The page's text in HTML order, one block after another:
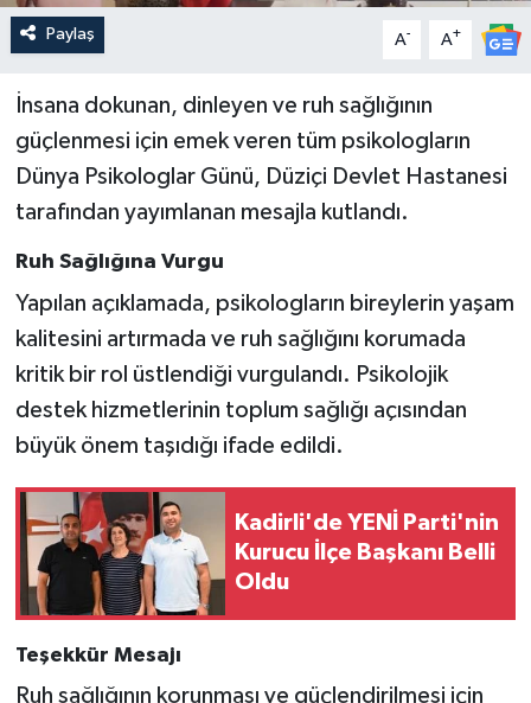
Paylaş A- A+
İnsana dokunan, dinleyen ve ruh sağlığının
güçlenmesi için emek veren tüm psikologların
Dünya Psikologlar Günü, Düziçi Devlet Hastanesi
tarafından yayımlanan mesajla kutlandı.
Ruh Sağlığına Vurgu
Yapılan açıklamada, psikologların bireylerin yaşam
kalitesini artırmada ve ruh sağlığını korumada
kritik bir rol üstlendiği vurgulandı. Psikolojik
destek hizmetlerinin toplum sağlığı açısından
büyük önem taşıdığı ifade edildi.
Kadirli'de YENİ Parti'nin
Kurucu İlçe Başkanı Belli
Oldu
Teşekkür Mesajı
Ruh sağlığının korunması ve güçlendirilmesi için